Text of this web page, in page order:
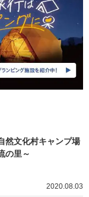
然文化村キャンプ場
の里～
2020.08.03